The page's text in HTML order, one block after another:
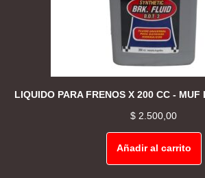
LIQUIDO PARA FRENOS X 200 CC -
$ 2.500,00
Añadir al carrito